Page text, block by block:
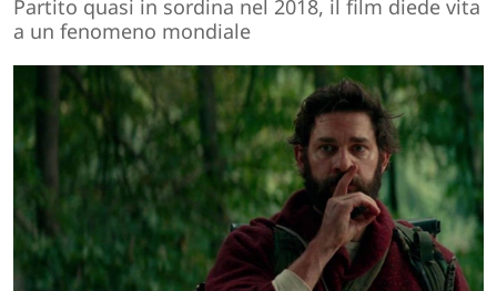
Partito quasi in sordina nel 2018, il film diede vita
a un fenomeno mondiale